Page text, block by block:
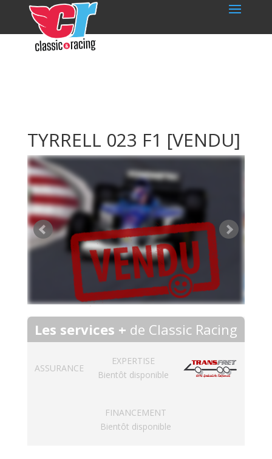
TYRRELL 023 F1 [VENDU]
Les services + de Classic Racing
ASSURANCE
EXPERTISE
Bientôt disponible
FINANCEMENT
Bientôt disponible